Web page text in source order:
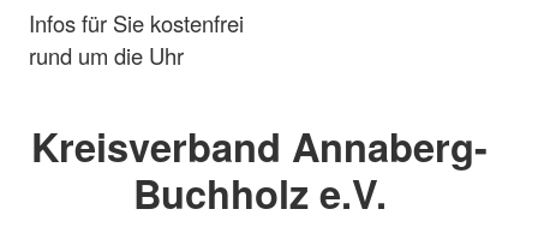
Infos für Sie kostenfrei
rund um die Uhr
Kreisverband Annaberg-
Buchholz e.V.